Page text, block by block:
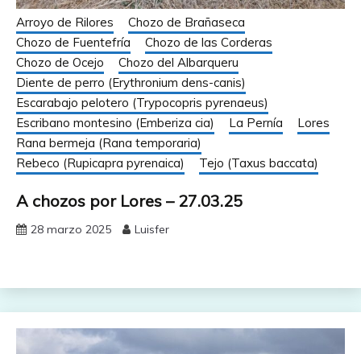
Arroyo de Rilores
Chozo de Brañaseca
Chozo de Fuentefría
Chozo de las Corderas
Chozo de Ocejo
Chozo del Albarqueru
Diente de perro (Erythronium dens-canis)
Escarabajo pelotero (Trypocopris pyrenaeus)
Escribano montesino (Emberiza cia)
La Pernía
Lores
Rana bermeja (Rana temporaria)
Rebeco (Rupicapra pyrenaica)
Tejo (Taxus baccata)
A chozos por Lores – 27.03.25
28 marzo 2025 Luisfer